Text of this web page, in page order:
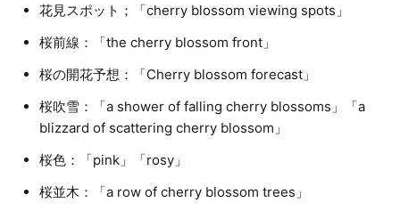
花見スポット；「cherry blossom viewing spots」
桜前線：「the cherry blossom front」
桜の開花予想：「Cherry blossom forecast」
桜吹雪：「a shower of falling cherry blossoms」「a
blizzard of scattering cherry blossom」
桜色：「pink」「rosy」
桜並木：「a row of cherry blossom trees」